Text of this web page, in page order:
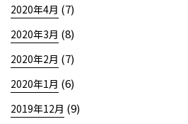
2020年4月 (7)
2020年3月 (8)
2020年2月 (7)
2020年1月 (6)
2019年12月 (9)